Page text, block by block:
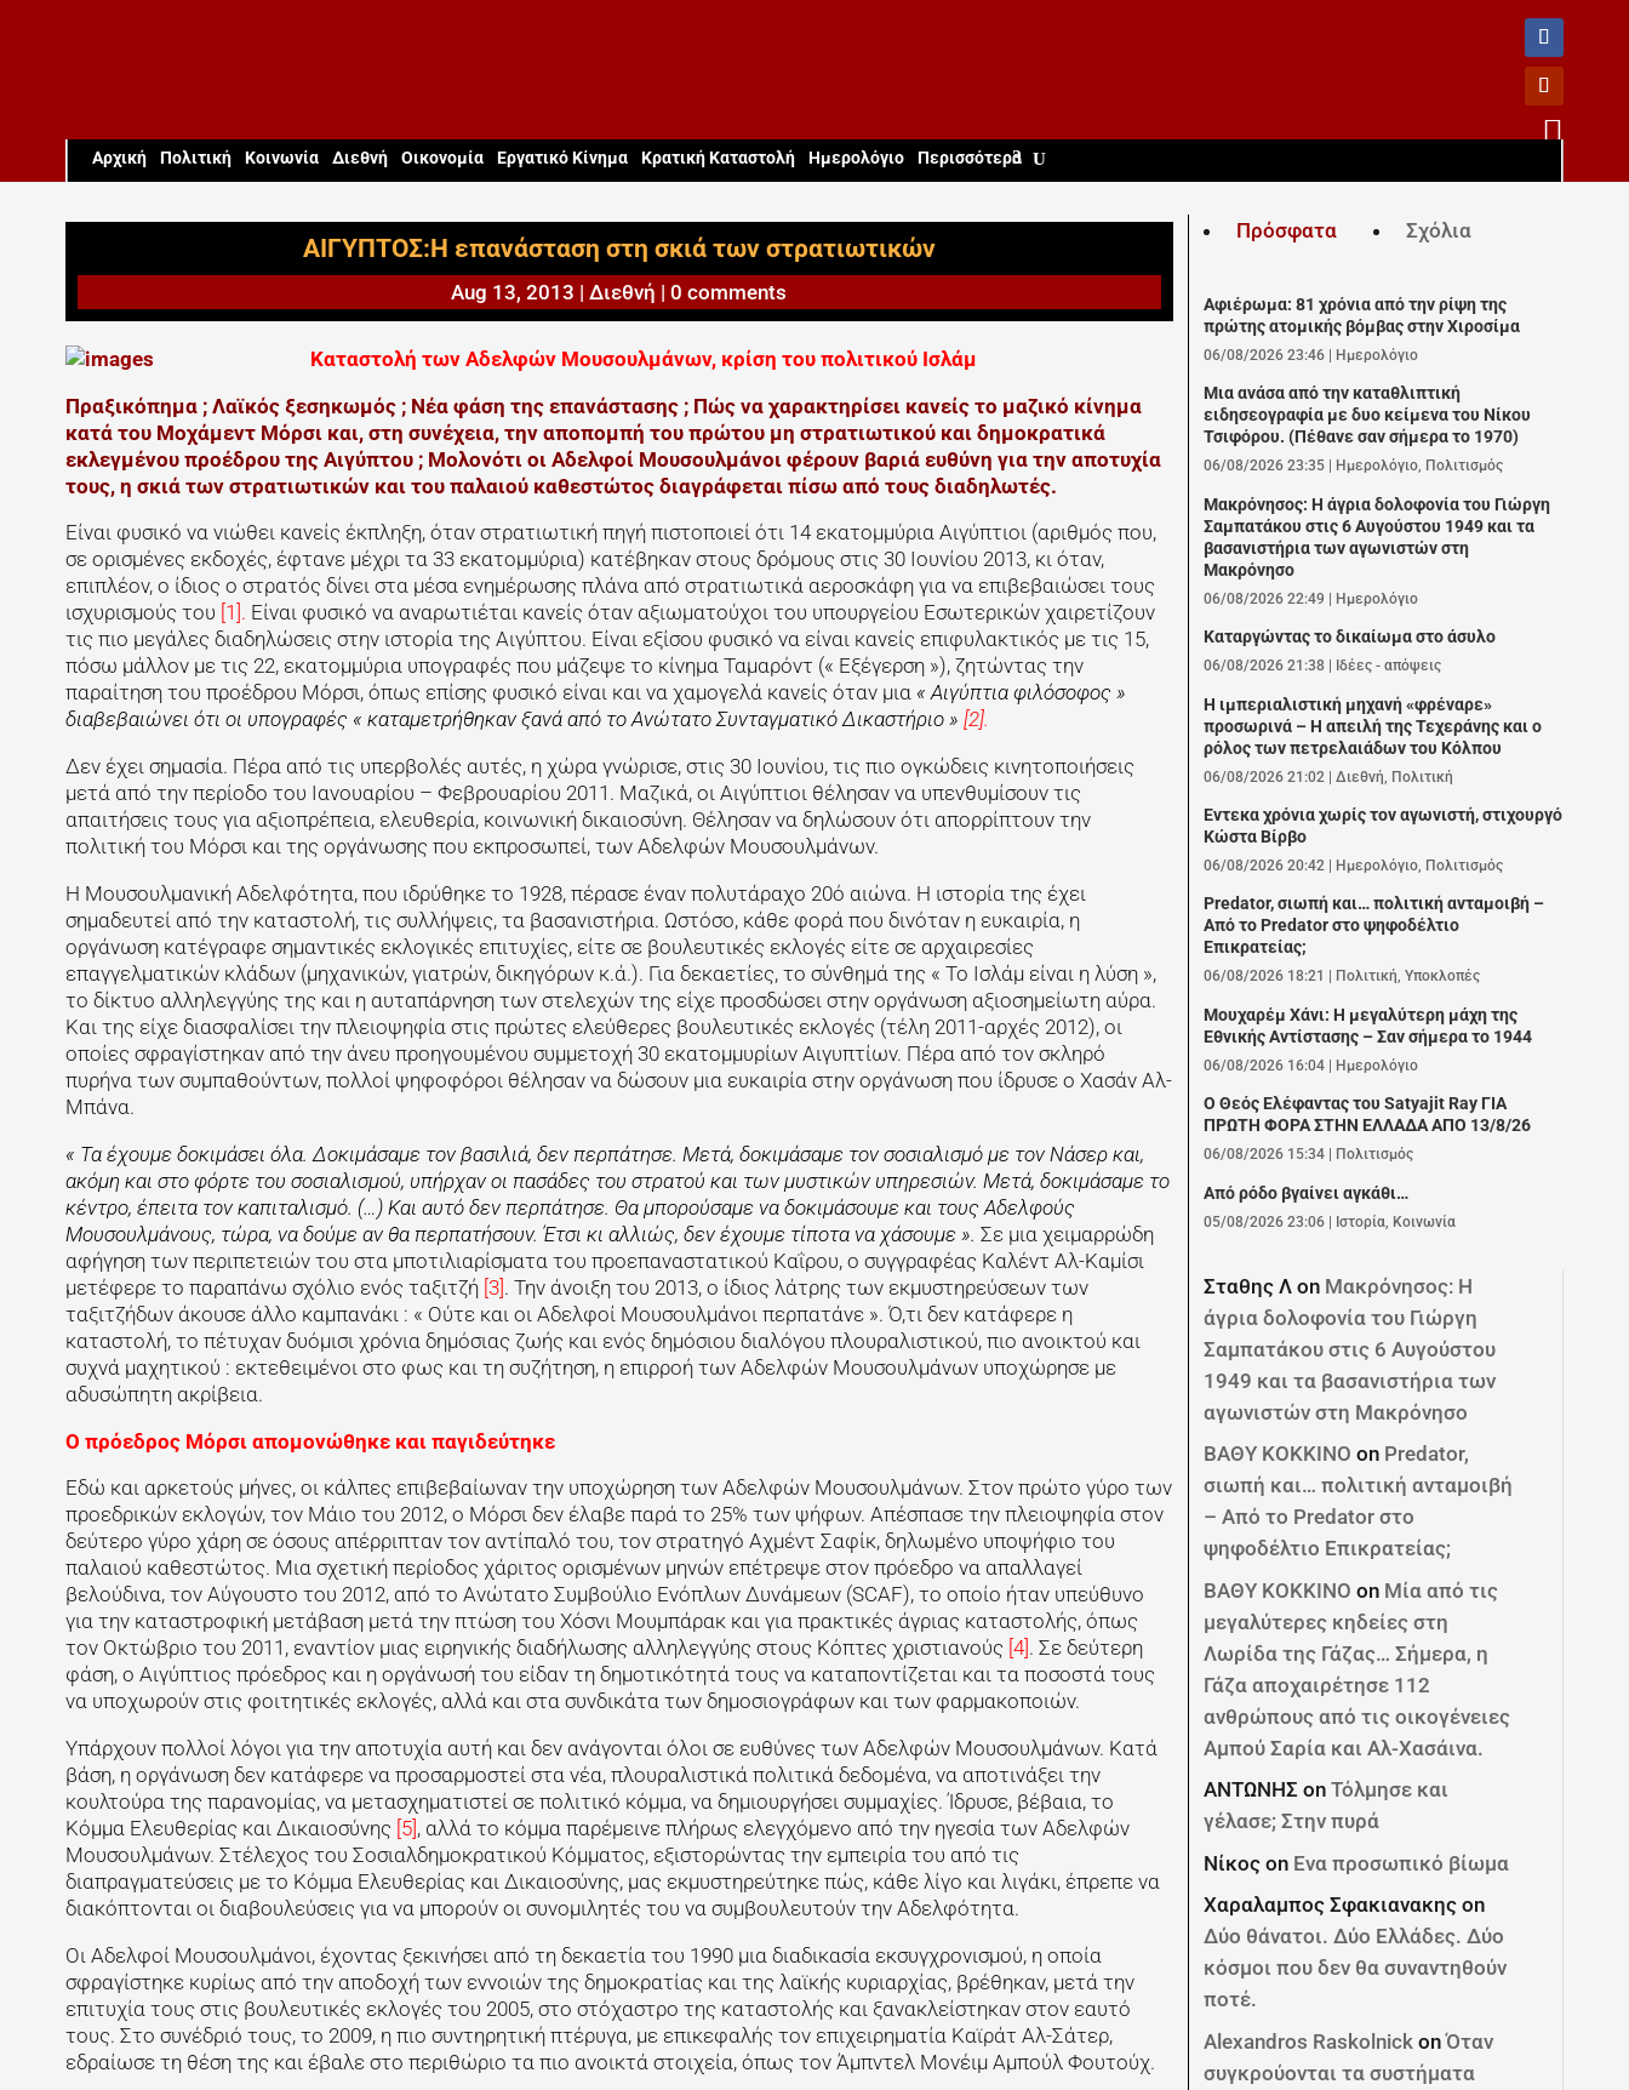

Aρχική Πολιτική Κοινωνία Διεθνή Οικονομία Εργατικό Κίνημα Κρατική Καταστολή Ημερολόγιο Περισσότερα
ΑΙΓΥΠΤΟΣ:Η επανάσταση στη σκιά των στρατιωτικών
Aug 13, 2013 |Διεθνή |0 comments
Καταστολή των Αδελφών Μουσουλμάνων, κρίση του πολιτικού Ισλάμ
Πραξικόπημα ; Λαϊκός ξεσηκωμός ; Νέα φάση της επανάστασης ; Πώς να χαρακτηρίσει κανείς το μαζικό κίνημα
κατά του Μοχάμεντ Μόρσι και, στη συνέχεια, την αποπομπή του πρώτου μη στρατιωτικού και δημοκρατικά
εκλεγμένου προέδρου της Αιγύπτου ; Μολονότι οι Αδελφοί Μουσουλμάνοι φέρουν βαριά ευθύνη για την αποτυχία
τους, η σκιά των στρατιωτικών και του παλαιού καθεστώτος διαγράφεται πίσω από τους διαδηλωτές.
Είναι φυσικό να νιώθει κανείς έκπληξη, όταν στρατιωτική πηγή πιστοποιεί ότι 14 εκατομμύρια Αιγύπτιοι (αριθμός που,
σε ορισμένες εκδοχές, έφτανε μέχρι τα 33 εκατομμύρια) κατέβηκαν στους δρόμους στις 30 Ιουνίου 2013, κι όταν,
επιπλέον, ο ίδιος ο στρατός δίνει στα μέσα ενημέρωσης πλάνα από στρατιωτικά αεροσκάφη για να επιβεβαιώσει τους
ισχυρισμούς του [1]. Είναι φυσικό να αναρωτιέται κανείς όταν αξιωματούχοι του υπουργείου Εσωτερικών χαιρετίζουν
τις πιο μεγάλες διαδηλώσεις στην ιστορία της Αιγύπτου. Είναι εξίσου φυσικό να είναι κανείς επιφυλακτικός με τις 15,
πόσω μάλλον με τις 22, εκατομμύρια υπογραφές που μάζεψε το κίνημα Ταμαρόντ (« Εξέγερση »), ζητώντας την
παραίτηση του προέδρου Μόρσι, όπως επίσης φυσικό είναι και να χαμογελά κανείς όταν μια« Αιγύπτια φιλόσοφος »
διαβεβαιώνει ότι οι υπογραφές « καταμετρήθηκαν ξανά από το Ανώτατο Συνταγματικό Δικαστήριο » [2].
Δεν έχει σημασία. Πέρα από τις υπερβολές αυτές, η χώρα γνώρισε, στις 30 Ιουνίου, τις πιο ογκώδεις κινητοποιήσεις
μετά από την περίοδο του Ιανουαρίου – Φεβρουαρίου 2011. Μαζικά, οι Αιγύπτιοι θέλησαν να υπενθυμίσουν τις
απαιτήσεις τους για αξιοπρέπεια, ελευθερία, κοινωνική δικαιοσύνη. Θέλησαν να δηλώσουν ότι απορρίπτουν την
πολιτική του Μόρσι και της οργάνωσης που εκπροσωπεί, των Αδελφών Μουσουλμάνων.
Η Μουσουλμανική Αδελφότητα, που ιδρύθηκε το 1928, πέρασε έναν πολυτάραχο 20ό αιώνα. Η ιστορία της έχει
σημαδευτεί από την καταστολή, τις συλλήψεις, τα βασανιστήρια. Ωστόσο, κάθε φορά που δινόταν η ευκαιρία, η
οργάνωση κατέγραφε σημαντικές εκλογικές επιτυχίες, είτε σε βουλευτικές εκλογές είτε σε αρχαιρεσίες
επαγγελματικών κλάδων (μηχανικών, γιατρών, δικηγόρων κ.ά.). Για δεκαετίες, το σύνθημά της « Το Ισλάμ είναι η λύση »,
το δίκτυο αλληλεγγύης της και η αυταπάρνηση των στελεχών της είχε προσδώσει στην οργάνωση αξιοσημείωτη αύρα.
Και της είχε διασφαλίσει την πλειοψηφία στις πρώτες ελεύθερες βουλευτικές εκλογές (τέλη 2011-αρχές 2012), οι
οποίες σφραγίστηκαν από την άνευ προηγουμένου συμμετοχή 30 εκατομμυρίων Αιγυπτίων. Πέρα από τον σκληρό
πυρήνα των συμπαθούντων, πολλοί ψηφοφόροι θέλησαν να δώσουν μια ευκαιρία στην οργάνωση που ίδρυσε ο Χασάν Αλ-
Μπάνα.
« Τα έχουμε δοκιμάσει όλα. Δοκιμάσαμε τον βασιλιά, δεν περπάτησε. Μετά, δοκιμάσαμε τον σοσιαλισμό με τον Νάσερ και,
ακόμη και στο φόρτε του σοσιαλισμού, υπήρχαν οι πασάδες του στρατού και των μυστικών υπηρεσιών. Μετά, δοκιμάσαμε το
κέντρο, έπειτα τον καπιταλισμό. (…) Και αυτό δεν περπάτησε. Θα μπορούσαμε να δοκιμάσουμε και τους Αδελφούς
Μουσουλμάνους, τώρα, να δούμε αν θα περπατήσουν. Έτσι κι αλλιώς, δεν έχουμε τίποτα να χάσουμε ». Σε μια χειμαρρώδη
αφήγηση των περιπετειών του στα μποτιλιαρίσματα του προεπαναστατικού Καΐρου, ο συγγραφέας Καλέντ Αλ-Καμίσι
μετέφερε το παραπάνω σχόλιο ενός ταξιτζή[3]. Την άνοιξη του 2013, ο ίδιος λάτρης των εκμυστηρεύσεων των
ταξιτζήδων άκουσε άλλο καμπανάκι : « Ούτε και οι Αδελφοί Μουσουλμάνοι περπατάνε ». Ό,τι δεν κατάφερε η
καταστολή, το πέτυχαν δυόμισι χρόνια δημόσιας ζωής και ενός δημόσιου διαλόγου πλουραλιστικού, πιο ανοικτού και
συχνά μαχητικού : εκτεθειμένοι στο φως και τη συζήτηση, η επιρροή των Αδελφών Μουσουλμάνων υποχώρησε με
αδυσώπητη ακρίβεια.
Ο πρόεδρος Μόρσι απομονώθηκε και παγιδεύτηκε
Εδώ και αρκετούς μήνες, οι κάλπες επιβεβαίωναν την υποχώρηση των Αδελφών Μουσουλμάνων. Στον πρώτο γύρο των
προεδρικών εκλογών, τον Μάιο του 2012, ο Μόρσι δεν έλαβε παρά το 25% των ψήφων. Απέσπασε την πλειοψηφία στον
δεύτερο γύρο χάρη σε όσους απέρριπταν τον αντίπαλό του, τον στρατηγό Αχμέντ Σαφίκ, δηλωμένο υποψήφιο του
παλαιού καθεστώτος. Μια σχετική περίοδος χάριτος ορισμένων μηνών επέτρεψε στον πρόεδρο να απαλλαγεί
βελούδινα, τον Αύγουστο του 2012, από το Ανώτατο Συμβούλιο Ενόπλων Δυνάμεων (SCAF), το οποίο ήταν υπεύθυνο
για την καταστροφική μετάβαση μετά την πτώση του Χόσνι Μουμπάρακ και για πρακτικές άγριας καταστολής, όπως
τον Οκτώβριο του 2011, εναντίον μιας ειρηνικής διαδήλωσης αλληλεγγύης στους Κόπτες χριστιανούς [4] . Σε δεύτερη
φάση, ο Αιγύπτιος πρόεδρος και η οργάνωσή του είδαν τη δημοτικότητά τους να καταποντίζεται και τα ποσοστά τους
να υποχωρούν στις φοιτητικές εκλογές, αλλά και στα συνδικάτα των δημοσιογράφων και των φαρμακοποιών.
Υπάρχουν πολλοί λόγοι για την αποτυχία αυτή και δεν ανάγονται όλοι σε ευθύνες των Αδελφών Μουσουλμάνων. Κατά
βάση, η οργάνωση δεν κατάφερε να προσαρμοστεί στα νέα, πλουραλιστικά πολιτικά δεδομένα, να αποτινάξει την
κουλτούρα της παρανομίας, να μετασχηματιστεί σε πολιτικό κόμμα, να δημιουργήσει συμμαχίες. Ίδρυσε, βέβαια, το
Κόμμα Ελευθερίας και Δικαιοσύνης [5] , αλλά το κόμμα παρέμεινε πλήρως ελεγχόμενο από την ηγεσία των Αδελφών
Μουσουλμάνων. Στέλεχος του Σοσιαλδημοκρατικού Κόμματος, εξιστορώντας την εμπειρία του από τις
διαπραγματεύσεις με το Κόμμα Ελευθερίας και Δικαιοσύνης, μας εκμυστηρεύτηκε πώς, κάθε λίγο και λιγάκι, έπρεπε να
διακόπτονται οι διαβουλεύσεις για να μπορούν οι συνομιλητές του να συμβουλευτούν την Αδελφότητα.
Οι Αδελφοί Μουσουλμάνοι, έχοντας ξεκινήσει από τη δεκαετία του 1990 μια διαδικασία εκσυγχρονισμού, η οποία
σφραγίστηκε κυρίως από την αποδοχή των εννοιών της δημοκρατίας και της λαϊκής κυριαρχίας, βρέθηκαν, μετά την
επιτυχία τους στις βουλευτικές εκλογές του 2005, στο στόχαστρο της καταστολής και ξανακλείστηκαν στον εαυτό
τους. Στο συνέδριό τους, το 2009, η πιο συντηρητική πτέρυγα, με επικεφαλής τον επιχειρηματία Καϊράτ Αλ-Σάτερ,
εδραίωσε τη θέση της και έβαλε στο περιθώριο τα πιο ανοικτά στοιχεία, όπως τον Άμπντελ Μονέιμ Αμπούλ Φουτούχ.
Πρόσφατα Σχόλια
Αφιέρωμα: 81 χρόνια από την ρίψη της
πρώτης ατομικής βόμβας στην Χιροσίμα
06/08/2026 23:46 | Ημερολόγιο
Μια ανάσα από την καταθλιπτική
ειδησεογραφία με δυο κείμενα του Νίκου
Τσιφόρου. (Πέθανε σαν σήμερα το 1970)
06/08/2026 23:35 Ημερολόγιο, Πολιτισμός
Μακρόνησος: Η άγρια δολοφονία του Γιώργη
Σαμπατάκου στις 6 Αυγούστου 1949 και τα
βασανιστήρια των αγωνιστών στη
Μακρόνησο
06/08/2026 22:49 | Ημερολόγιο
Καταργώντας το δικαίωμα στο άσυλο
06/08/2026 21:38 Ιδέες - απόψεις
Η ιμπεριαλιστική μηχανή «φρέναρε»
προσωρινά – Η απειλή της Τεχεράνης και ο
ρόλος των πετρελαιάδων του Κόλπου
06/08/2026 21:02 |Διεθνή Πολιτική
Εντεκα χρόνια χωρίς τον αγωνιστή, στιχουργό
Κώστα Βίρβο
06/08/2026 20:42 Ημερολόγιο, Πολιτισμός
Predator, σιωπή και… πολιτική ανταμοιβή –
Από το Predator στο ψηφοδέλτιο
Επικρατείας;
06/08/2026 18:21 Πολιτική,Υποκλοπές
Μουχαρέμ Χάνι: Η μεγαλύτερη μάχη της
Εθνικής Αντίστασης – Σαν σήμερα το 1944
06/08/2026 16:04 | Ημερολόγιο
Ο Θεός Ελέφαντας του Satyajit Ray ΓΙΑ
ΠΡΩΤΗ ΦΟΡΑ ΣΤΗΝ ΕΛΛΑΔΑ ΑΠΟ 13/8/26
06/08/2026 15:34 Πολιτισμός
Από ρόδο βγαίνει αγκάθι…
05/08/2026 23:06 | Ιστορία Κοινωνία
Σταθης Λ on Μακρόνησος: Η
άγρια δολοφονία του Γιώργη
Σαμπατάκου στις 6 Αυγούστου
1949 και τα βασανιστήρια των
αγωνιστών στη Μακρόνησο
ΒΑΘΥ ΚΟΚΚΙΝΟ on Predator,
σιωπή και… πολιτική ανταμοιβή
– Από το Predator στο
ψηφοδέλτιο Επικρατείας;
ΒΑΘΥ ΚΟΚΚΙΝΟ on Μία από τις
μεγαλύτερες κηδείες στη
Λωρίδα της Γάζας… Σήμερα, η
Γάζα αποχαιρέτησε 112
ανθρώπους από τις οικογένειες
Αμπού Σαρία και Αλ-Χασάινα.
ΑΝΤΩΝΗΣ onΤόλμησε και
γέλασε; Στην πυρά
Νίκος on Ενα προσωπικό βίωμα
Χαραλαμπος Σφακιανακης on
Δύο θάνατοι. Δύο Ελλάδες. Δύο
κόσμοι που δεν θα συναντηθούν
ποτέ.
Alexandros Raskolnick onΌταν
συγκρούονται τα συστήματα